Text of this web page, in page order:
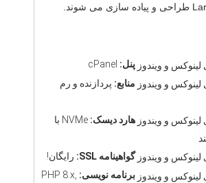
پنل:
منابع: پردازنده و رم
هارد دیسک:
NVMe با
گواهینامه SSL:
رایگان!
برنامه نویسی: PHP 8.x,